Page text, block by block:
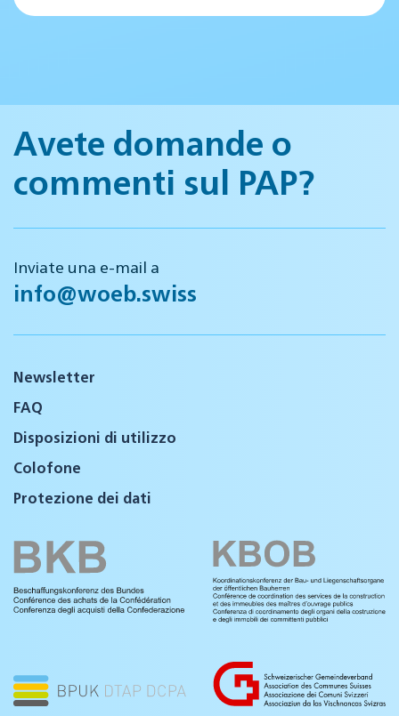
Avete domande o
commenti sul PAP?
Inviate una e-mail a
info@woeb.swiss
Newsletter
FAQ
Disposizioni di utilizzo
Colofone
Protezione dei dati